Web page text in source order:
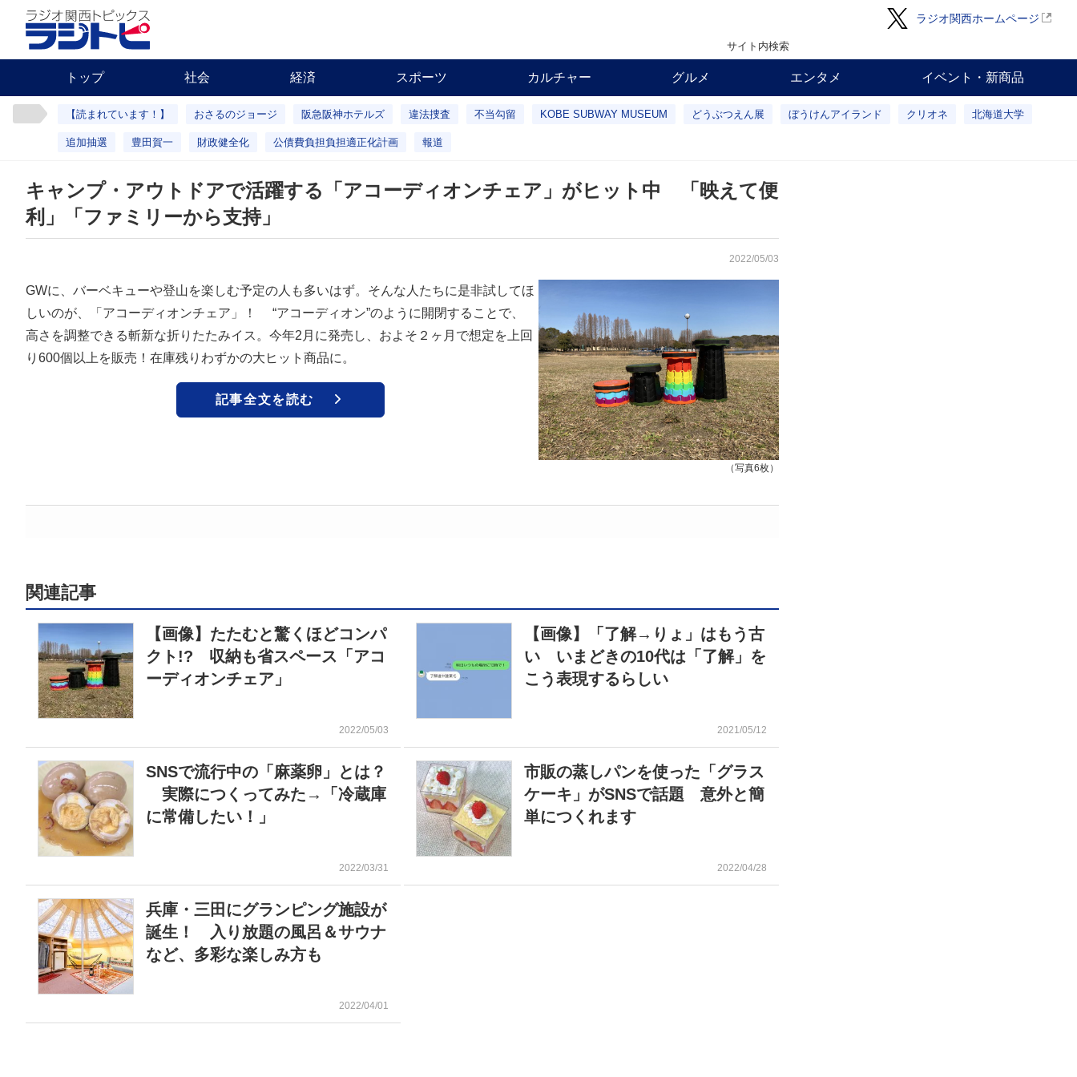
ラジオ関西ホームページ
サイト内検索
トップ 社会 経済 スポーツ カルチャー グルメ エンタメ イベント・新商品
【読まれています！】 おさるのジョージ 阪急阪神ホテルズ 違法捜査 不当勾留 KOBE SUBWAY MUSEUM どうぶつえん展 ぼうけんアイランド クリオネ 北海道大学
追加抽選 豊田賀一 財政健全化 公債費負担負担適正化計画 報道
キャンプ・アウトドアで活躍する「アコーディオンチェア」がヒット中 「映えて便
利」「ファミリーから支持」
2022/05/03
（写真6枚）
GWに、バーベキューや登山を楽しむ予定の人も多いはず。そんな人たちに是非試してほ
しいのが、「アコーディオンチェア」！ “アコーディオン”のように開閉することで、
高さを調整できる斬新な折りたたみイス。今年2月に発売し、およそ２ヶ月で想定を上回
り600個以上を販売！在庫残りわずかの大ヒット商品に。
記事全文を読む
関連記事
【画像】たたむと驚くほどコンパ
クト!? 収納も省スペース「アコ
ーディオンチェア」
2022/05/03
【画像】「了解→りょ」はもう古
い いまどきの10代は「了解」を
こう表現するらしい
2021/05/12
SNSで流行中の「麻薬卵」とは？
実際につくってみた→「冷蔵庫
に常備したい！」
2022/03/31
市販の蒸しパンを使った「グラス
ケーキ」がSNSで話題 意外と簡
単につくれます
2022/04/28
兵庫・三田にグランピング施設が
誕生！ 入り放題の風呂＆サウナ
など、多彩な楽しみ方も
2022/04/01